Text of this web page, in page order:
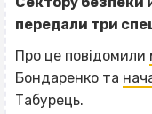
передали три
Про це повідомили
Бондаренко та
Табурець.